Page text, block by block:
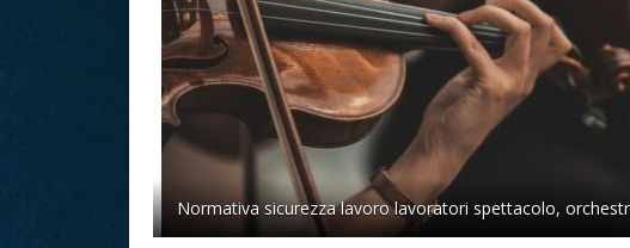
Normativa sicurezza lavoro lavoratori spettacolo,